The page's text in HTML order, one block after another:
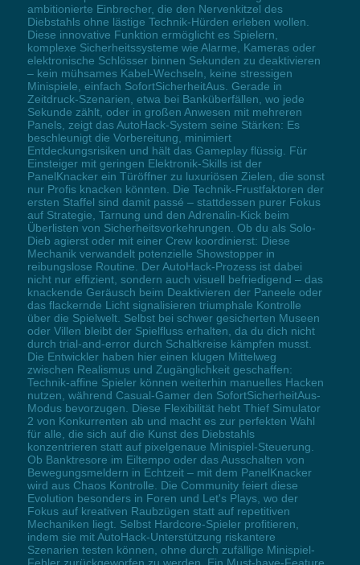
ambitionierte Einbrecher, die den Nervenkitzel des
Diebstahls ohne lästige Technik-Hürden erleben wollen.
Diese innovative Funktion ermöglicht es Spielern,
komplexe Sicherheitssysteme wie Alarme, Kameras oder
elektronische Schlösser binnen Sekunden zu deaktivieren
– kein mühsames Kabel-Wechseln, keine stressigen
Minispiele, einfach SofortSicherheitAus. Gerade in
Zeitdruck-Szenarien, etwa bei Banküberfällen, wo jede
Sekunde zählt, oder in großen Anwesen mit mehreren
Panels, zeigt das AutoHack-System seine Stärken: Es
beschleunigt die Vorbereitung, minimiert
Entdeckungsrisiken und hält das Gameplay flüssig. Für
Einsteiger mit geringen Elektronik-Skills ist der
PanelKnacker ein Türöffner zu luxuriösen Zielen, die sonst
nur Profis knacken könnten. Die Technik-Frustfaktoren der
ersten Staffel sind damit passé – stattdessen purer Fokus
auf Strategie, Tarnung und den Adrenalin-Kick beim
Überlisten von Sicherheitsvorkehrungen. Ob du als Solo-
Dieb agierst oder mit einer Crew koordinierst: Diese
Mechanik verwandelt potenzielle Showstopper in
reibungslose Routine. Der AutoHack-Prozess ist dabei
nicht nur effizient, sondern auch visuell befriedigend – das
knackende Geräusch beim Deaktivieren der Paneele oder
das flackernde Licht signalisieren triumphale Kontrolle
über die Spielwelt. Selbst bei schwer gesicherten Museen
oder Villen bleibt der Spielfluss erhalten, da du dich nicht
durch trial-and-error durch Schaltkreise kämpfen musst.
Die Entwickler haben hier einen klugen Mittelweg
zwischen Realismus und Zugänglichkeit geschaffen:
Technik-affine Spieler können weiterhin manuelles Hacken
nutzen, während Casual-Gamer den SofortSicherheitAus-
Modus bevorzugen. Diese Flexibilität hebt Thief Simulator
2 von Konkurrenten ab und macht es zur perfekten Wahl
für alle, die sich auf die Kunst des Diebstahls
konzentrieren statt auf pixelgenaue Minispiel-Steuerung.
Ob Banktresore im Eiltempo oder das Ausschalten von
Bewegungsmeldern in Echtzeit – mit dem PanelKnacker
wird aus Chaos Kontrolle. Die Community feiert diese
Evolution besonders in Foren und Let's Plays, wo der
Fokus auf kreativen Raubzügen statt auf repetitiven
Mechaniken liegt. Selbst Hardcore-Spieler profitieren,
indem sie mit AutoHack-Unterstützung riskantere
Szenarien testen können, ohne durch zufällige Minispiel-